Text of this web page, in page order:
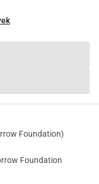
Foundation)
Foundation